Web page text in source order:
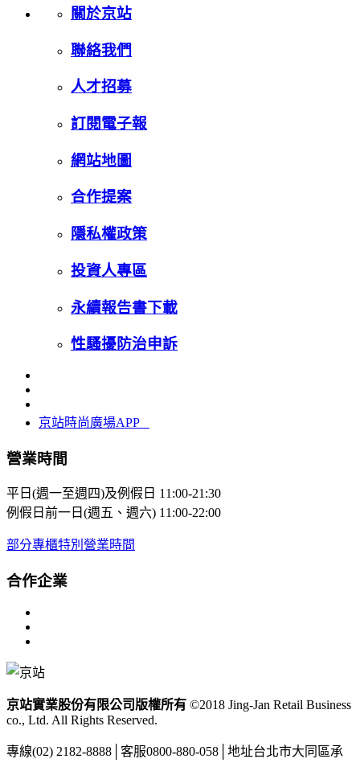
關於京站
聯絡我們
人才招募
訂閱電子報
網站地圖
合作提案
隱私權政策
投資人專區
永續報告書下載
性騷擾防治申訴
京站時尚廣場APP
營業時間
平日(週一至週四)及例假日 11:00-21:30
例假日前一日(週五、週六) 11:00-22:00
部分專櫃特別營業時間
合作企業
京站實業股份有限公司版權所有 ©2018 Jing-Jan Retail Business
co., Ltd. All Rights Reserved.
專線(02) 2182-8888 客服0800-880-058 地址台北市大同區承